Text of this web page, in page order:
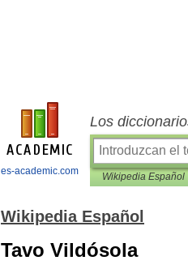
es-academic.com
Los
Wikipedia Español
Wikipedia Español
Tavo Vildósola